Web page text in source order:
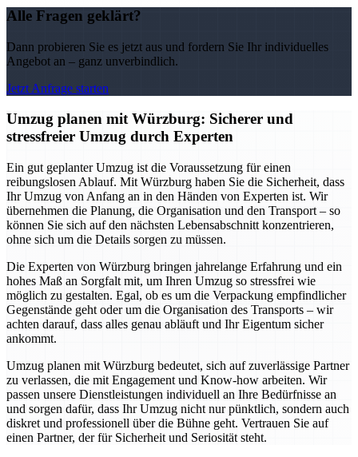
Alle Fragen geklärt?
Dann probieren Sie es jetzt aus und fordern Sie Ihr individuelles
Angebot an – ganz unverbindlich.
Jetzt Anfrage starten
Umzug planen mit Würzburg: Sicherer und
stressfreier Umzug durch Experten
Ein gut geplanter Umzug ist die Voraussetzung für einen
reibungslosen Ablauf. Mit Würzburg haben Sie die Sicherheit, dass
Ihr Umzug von Anfang an in den Händen von Experten ist. Wir
übernehmen die Planung, die Organisation und den Transport – so
können Sie sich auf den nächsten Lebensabschnitt konzentrieren,
ohne sich um die Details sorgen zu müssen.
Die Experten von Würzburg bringen jahrelange Erfahrung und ein
hohes Maß an Sorgfalt mit, um Ihren Umzug so stressfrei wie
möglich zu gestalten. Egal, ob es um die Verpackung empfindlicher
Gegenstände geht oder um die Organisation des Transports – wir
achten darauf, dass alles genau abläuft und Ihr Eigentum sicher
ankommt.
Umzug planen mit Würzburg bedeutet, sich auf zuverlässige Partner
zu verlassen, die mit Engagement und Know-how arbeiten. Wir
passen unsere Dienstleistungen individuell an Ihre Bedürfnisse an
und sorgen dafür, dass Ihr Umzug nicht nur pünktlich, sondern auch
diskret und professionell über die Bühne geht. Vertrauen Sie auf
einen Partner, der für Sicherheit und Seriosität steht.